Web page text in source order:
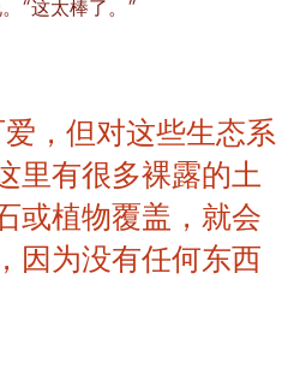
“这太棒了。”
，但对这些生态系
里有很多裸露的土
或植物覆盖，就会
因为没有任何东西